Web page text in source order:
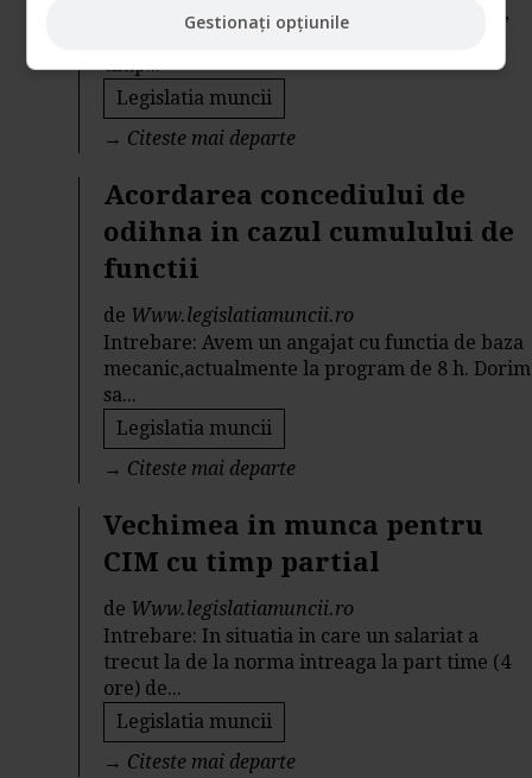
Potrivit art. 106 din Codul muncii republicat,
salariatul incadrat cu contract de munca cu
timp...
Legislatia muncii
→ Citeste mai departe
Acordarea concediului de
odihna in cazul cumulului de
functii
de Www.legislatiamuncii.ro
Intrebare: Avem un angajat cu functia de baza
mecanic,actualmente la program de 8 h. Dorim
sa...
Legislatia muncii
→ Citeste mai departe
Vechimea in munca pentru
CIM cu timp partial
de Www.legislatiamuncii.ro
Intrebare: In situatia in care un salariat a
trecut la de la norma intreaga la part time (4
ore) de...
Legislatia muncii
→ Citeste mai departe
Gestionați opțiunile